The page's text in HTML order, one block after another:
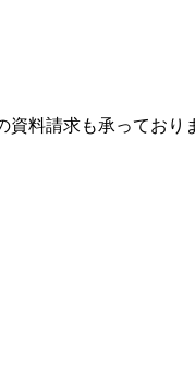
料請求も承っており